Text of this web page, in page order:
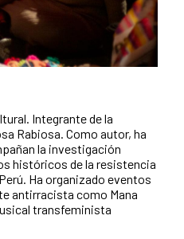
Integrante de la
Rabiosa. Como autor, ha
la investigación
históricos de la resistencia
Ha organizado eventos
antirracista como Mana
transfeminista